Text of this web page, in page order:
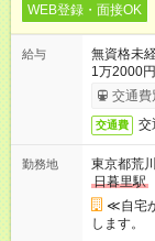
WEB登録・面接OK
給与
無資格未
1万2000
交通費
交通費 交
勤務地
東京都荒
日暮里駅
≪自宅
します。